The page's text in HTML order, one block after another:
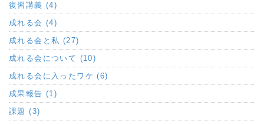
復習講義 (4)
成れる会 (4)
成れる会と私 (27)
成れる会について (10)
成れる会に入ったワケ (6)
成果報告 (1)
課題 (3)